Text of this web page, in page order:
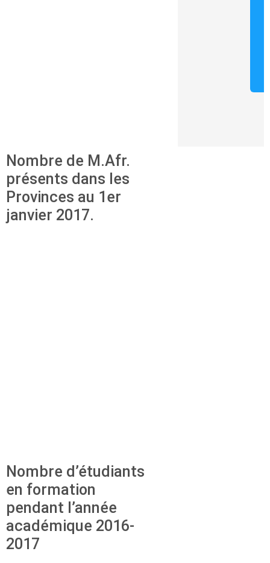
Nombre de M.Afr.
présents dans les
Provinces au 1er
janvier 2017.
Nombre d’étudiants
en formation
pendant l’année
académique 2016-
2017